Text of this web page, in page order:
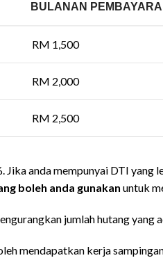
BULANAN
RM 1,500
RM 2,000
RM 2,500
Jika anda mempunyai DTI
boleh anda gunakan untuk
jumlah hutang yang
mendapatkan kerja